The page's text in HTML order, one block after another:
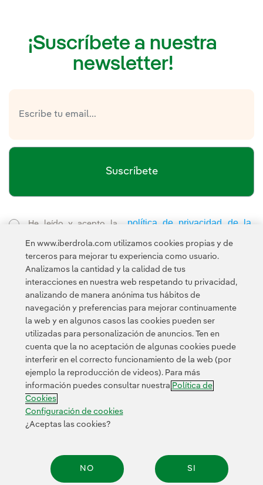
¡Suscríbete a nuestra
newsletter!
Suscríbete
He leído y acepto la
política de privacidad de la
Newsletter
Enlace externo, se abre en ventana nueva.
Esta página está protegida por reCAPTCHA y se aplican la
Política de privacidad y los Términos de servicio
Contacta Clientes Política de Privacidad Información legal
Política de cookies Configuración de cookies Accesibilidad
Canal de denuncias
© 2026 Iberdrola, S.A. Reservados todos los derechos.
En www.iberdrola.com utilizamos cookies propias y de
terceros para mejorar tu experiencia como usuario.
Analizamos la cantidad y la calidad de tus
interacciones en nuestra web respetando tu privacidad,
analizando de manera anónima tus hábitos de
navegación y preferencias para mejorar continuamente
la web y en algunos casos las cookies pueden ser
utilizadas para personalización de anuncios. Ten en
cuenta que la no aceptación de algunas cookies puede
interferir en el correcto funcionamiento de la web (por
ejemplo la reproducción de videos). Para más
información puedes consultar nuestra Política de
Cookies
Configuración de cookies
¿Aceptas las cookies?
NO SI